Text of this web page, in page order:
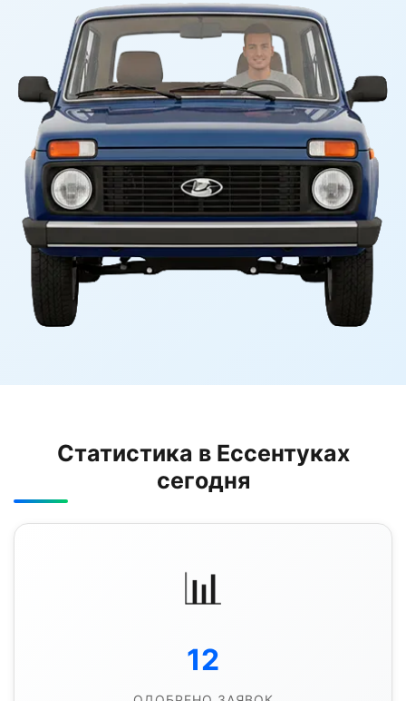
Статистика в Ессентуках
сегодня
📊
12